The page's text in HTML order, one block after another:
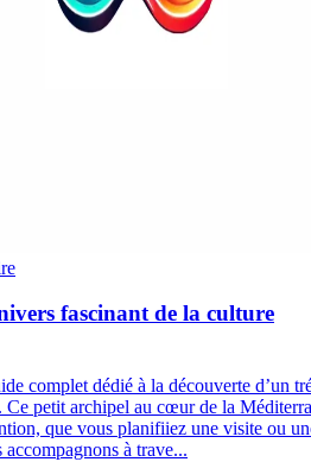
fascinant de la culture
complet dédié à la découverte d’un
Ce petit archipel au cœur de la
que vous planifiiez une visite ou
à trave...